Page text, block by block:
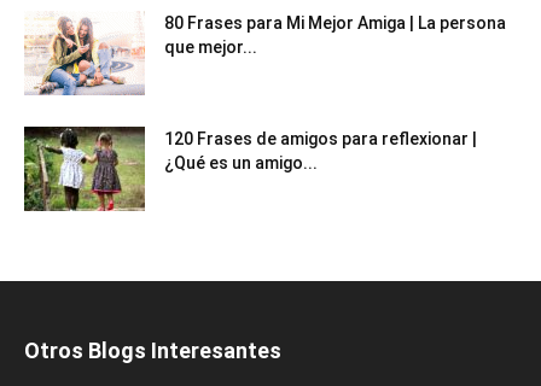
80 Frases para Mi Mejor Amiga | La persona
que mejor...
120 Frases de amigos para reflexionar |
¿Qué es un amigo...
Otros Blogs Interesantes